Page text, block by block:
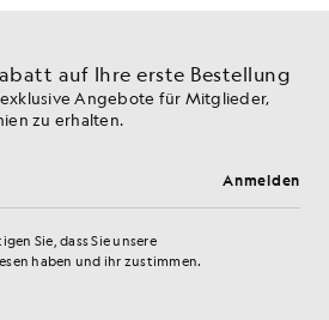
auf Ihre erste Bestellung
exklusive Angebote für Mitglieder,
zu erhalten.
Anmelden
Sie, dass Sie unsere
haben und ihr zustimmen.